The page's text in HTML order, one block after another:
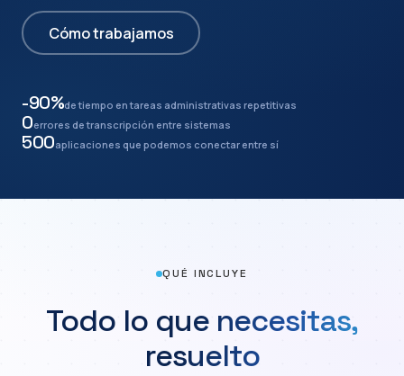
Cómo trabajamos
-90%de tiempo en tareas administrativas repetitivas
0errores de transcripción entre sistemas
500aplicaciones que podemos conectar entre sí
QUÉ INCLUYE
Todo lo que necesitas,
resuelto